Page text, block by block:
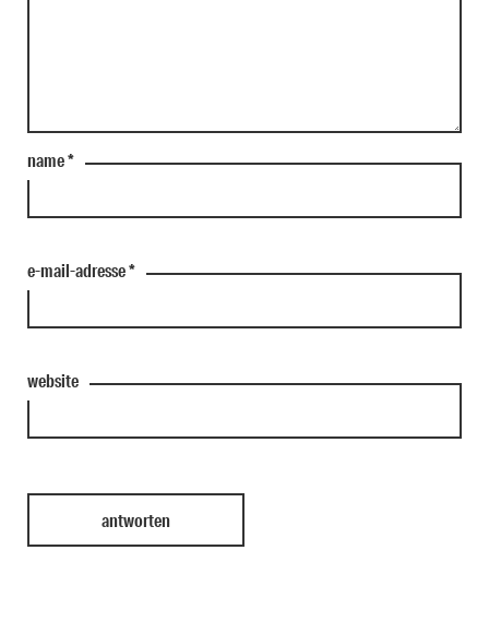
name*
e-mail-adresse*
website